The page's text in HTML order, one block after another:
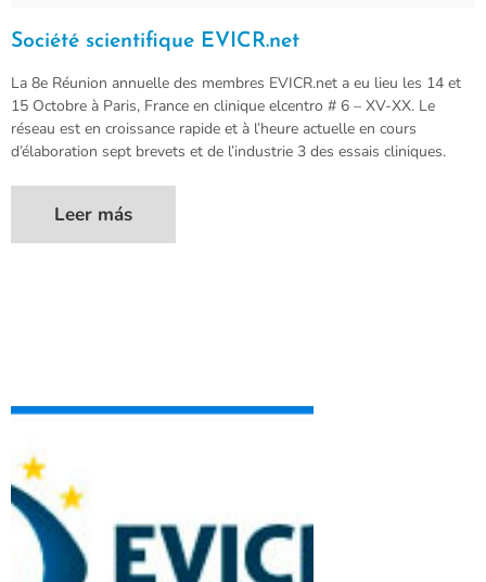
Société scientifique EVICR.net
La 8e Réunion annuelle des membres EVICR.net a eu lieu les 14 et
15 Octobre à Paris, France en clinique elcentro # 6 – XV-XX. Le
réseau est en croissance rapide et à l’heure actuelle en cours
d’élaboration sept brevets et de l’industrie 3 des essais cliniques.
Leer más